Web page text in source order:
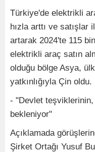
Türkiye'de elektrikli
hızla arttı ve satışlar
artarak 2024'te 115
elektrikli araç satın
olduğu bölge Asya,
yatkınlığıyla Çin oldu.
- "Devlet
bekleniyor"
Açıklamada
Şirket Ortağı Yusuf